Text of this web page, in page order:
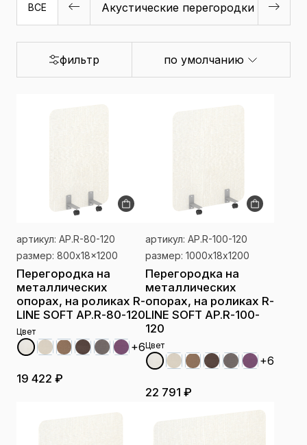
ВСЕ Акустические перегородки Доп.
фильтр по умолчанию
артикул: AP.R-80-120
размер: 800x18x1200
Перегородка на
металлических
опорах, на роликах R-
LINE SOFT AP.R-80-120
Цвет
+6
19 422 ₽
артикул: AP.R-100-120
размер: 1000х18х1200
Перегородка на
металлических
опорах, на роликах R-
LINE SOFT AP.R-100-
120
Цвет
+6
22 791 ₽